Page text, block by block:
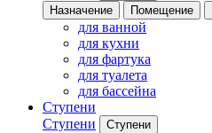
Назначение
Помещение
для ванной
для кухни
для фартука
для туалета
для бассейна
Ступени
Ступени
Ступени